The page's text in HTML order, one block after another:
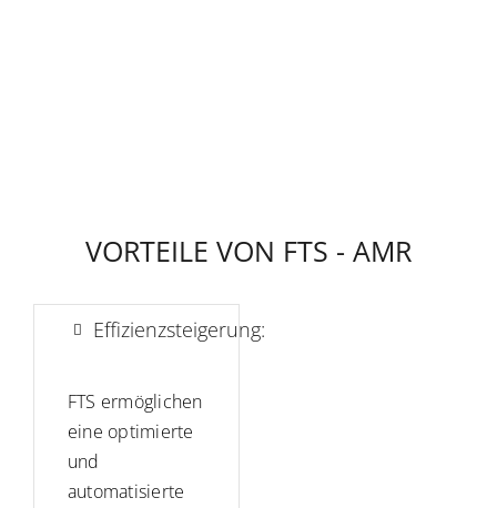
Effizienzsteigerung:
FTS ermöglichen
eine optimierte
und
automatisierte